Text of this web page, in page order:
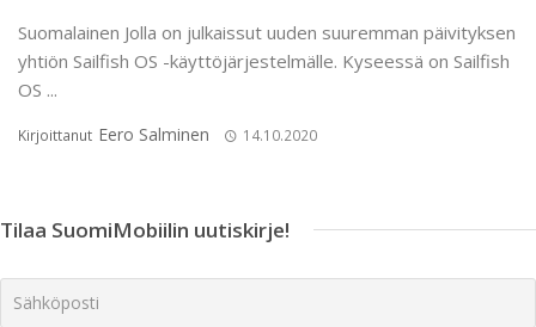
Suomalainen Jolla on julkaissut uuden suuremman päivityksen
yhtiön Sailfish OS -käyttöjärjestelmälle. Kyseessä on Sailfish
OS ...
Kirjoittanut Eero Salminen 14.10.2020
Tilaa SuomiMobiilin uutiskirje!